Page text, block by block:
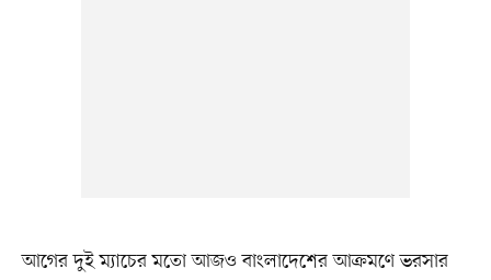
‎আগের দুই ম্যাচের মতো আজও বাংলাদেশের আক্রমণে ভরসার